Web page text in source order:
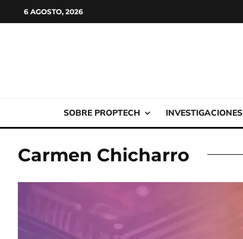
6 AGOSTO, 2026
SOBRE PROPTECH INVESTIGACIONES
Carmen Chicharro